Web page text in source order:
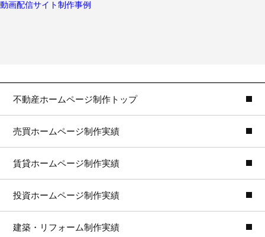
動画配信サイト制作事例
不動産ホームページ制作トップ
売買ホームページ制作実績
賃貸ホームページ制作実績
投資ホームページ制作実績
建築・リフォーム制作実績